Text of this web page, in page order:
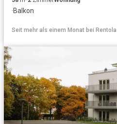
·Balkon
Seit mehr als einem Monat bei Rentola